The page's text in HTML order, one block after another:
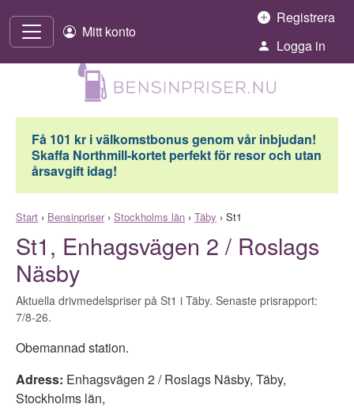
Mitt konto
Registrera
Logga in
Få 101 kr i välkomstbonus genom vår inbjudan!
Skaffa Northmill-kortet perfekt för resor och utan
årsavgift idag!
Start › Bensinpriser› Stockholms län › Täby › St1
St1, Enhagsvägen 2 / Roslags
Näsby
Aktuella drivmedelspriser på St1 i Täby. Senaste prisrapport:
7/8-26.
Obemannad station.
Adress: Enhagsvägen 2 / Roslags Näsby, Täby,
Stockholms län,